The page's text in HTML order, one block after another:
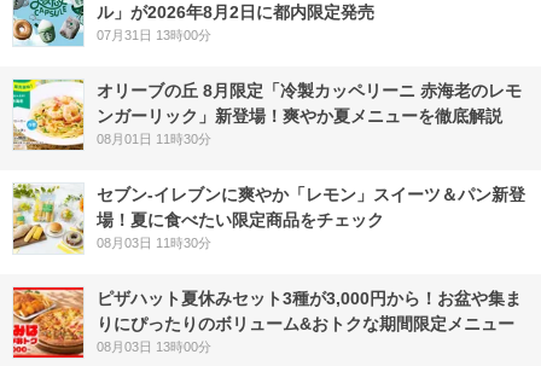
ル」が2026年8月2日に都内限定発売
07月31日 13時00分
オリーブの丘 8月限定「冷製カッペリーニ 赤海老のレモ
ンガーリック」新登場！爽やか夏メニューを徹底解説
08月01日 11時30分
セブン‐イレブンに爽やか「レモン」スイーツ＆パン新登
場！夏に食べたい限定商品をチェック
08月03日 11時30分
ピザハット夏休みセット3種が3,000円から！お盆や集ま
りにぴったりのボリューム&おトクな期間限定メニュー
08月03日 13時00分